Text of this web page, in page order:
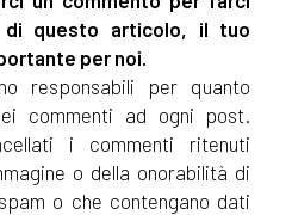
questo articolo, il tuo
per noi.
responsabili per quanto
commenti ad ogni post.
i commenti ritenuti
o della onorabilità di
o che contengano dati